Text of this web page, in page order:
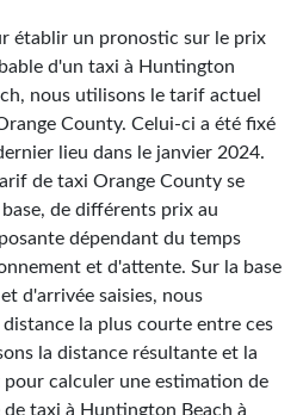
établir un pronostic sur le prix
d'un taxi à Huntington
nous utilisons le tarif actuel
County. Celui-ci a été fixé
lieu dans le janvier 2024.
de taxi Orange County se
de différents prix au
dépendant du temps
et d'attente. Sur la base
d'arrivée saisies, nous
la plus courte entre ces
la distance résultante et la
calculer une estimation de
taxi à Huntington Beach à